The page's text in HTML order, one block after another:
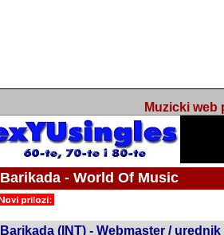
Muzicki web
Barikada - World Of Music
Barikada (INT) - Webmaster / urednik